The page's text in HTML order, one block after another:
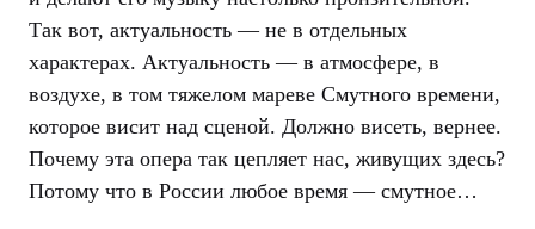
Так вот, актуальность — не в отдельных
характерах. Актуальность — в атмосфере, в
воздухе, в том тяжелом мареве Смутного времени,
которое висит над сценой. Должно висеть, вернее.
Почему эта опера так цепляет нас, живущих здесь?
Потому что в России любое время — смутное…